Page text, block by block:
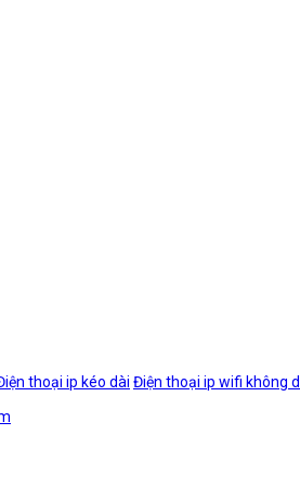
thoại ip kéo dài Điện thoại ip wifi không